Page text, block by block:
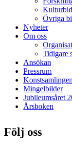
Övriga
Nyheter
Om oss
Tidigare
Ansökan
Pressrum
Konstsamlingen
Mingelbilder
Jubileumsåret
Årsboken
Följ oss